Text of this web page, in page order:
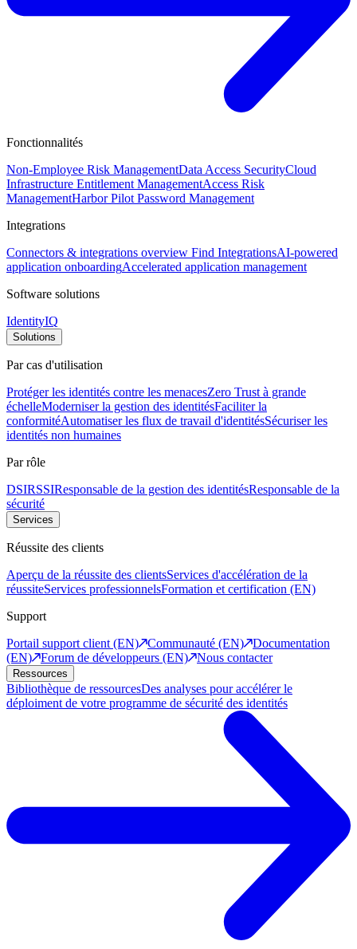
Fonctionnalités
Non-Employee Risk ManagementData Access SecurityCloud
Infrastructure Entitlement ManagementAccess Risk
ManagementHarbor Pilot Password Management
Integrations
Connectors & integrations overview Find IntegrationsAI-powered
application onboardingAccelerated application management
Software solutions
IdentityIQ
Solutions
Par cas d'utilisation
Protéger les identités contre les menacesZero Trust à grande
échelleModerniser la gestion des identitésFaciliter la
conformitéAutomatiser les flux de travail d'identitésSécuriser les
identités non humaines
Par rôle
DSIRSSIResponsable de la gestion des identitésResponsable de la
sécurité
Services
Réussite des clients
Aperçu de la réussite des clientsServices d'accélération de la
réussiteServices professionnelsFormation et certification (EN)
Support
Portail support client (EN)
Communauté (EN)
Documentation
(EN)
Forum de développeurs (EN) Nous contacter
Ressources
Bibliothèque de ressourcesDes analyses pour accélérer le
déploiment de votre programme de sécurité des identités